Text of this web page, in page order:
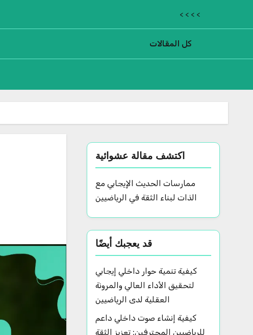
< < < <
كل المقالات
اكتشف مقالة عشوائية
ممارسات الحديث الإيجابي مع
الذات لبناء الثقة في الرياضيين
قد يعجبك أيضًا
كيفية تنمية حوار داخلي إيجابي
لتحقيق الأداء العالي والمرونة
العقلية لدى الرياضيين
كيفية إنشاء صوت داخلي داعم
للرياضيين المحترفين: تعزيز الثقة